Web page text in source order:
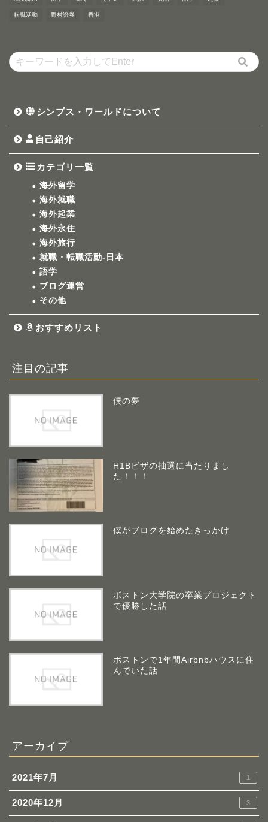
転職活動 野村證券 香港
シンプス・ワールドについて
自己紹介
カテゴリ一覧
海外留学
海外就職
海外起業
海外永住
海外旅行
就職・転職活動-日本
語学
ブログ運営
その他
おすすめリスト
注目の記事
僕の夢
H1Bビザの抽選に当たりまし
た！！！
僕がブログを始めたきっかけ
ボストン大学院の卒業プロジェクト
で優勝した話
ボストンで1年間Airbnbハウスに住
んでいた話
アーカイブ
2021年7月 1
2020年12月 3